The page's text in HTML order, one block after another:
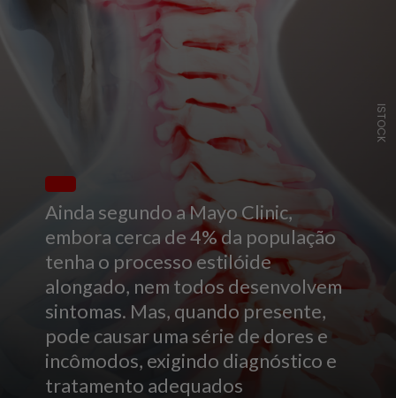
Ainda segundo a Mayo Clinic,
embora cerca de 4% da população
tenha o processo estilóide
alongado, nem todos desenvolvem
sintomas. Mas, quando presente,
pode causar uma série de dores e
incômodos, exigindo diagnóstico e
tratamento adequados
ISTOCK